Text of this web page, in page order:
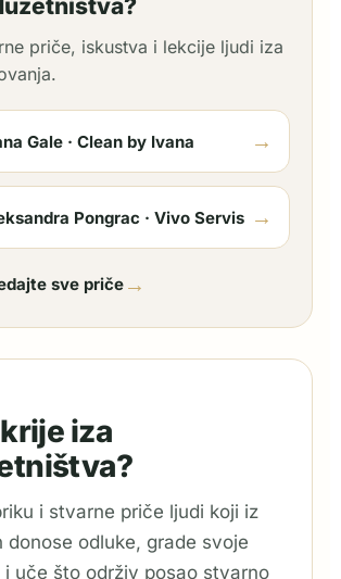
priče, iskustva i lekcije ljudi iza
Gale · Clean by Ivana →
Pongrac · Vivo Servis →
sve priče →
iza
i stvarne priče ljudi koji iz
donose odluke, grade svoje
i uče što održiv posao stvarno